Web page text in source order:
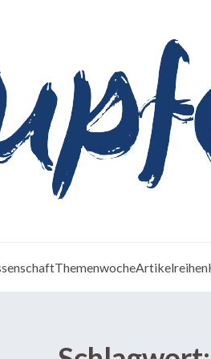
ThemenwocheArtikelreihen